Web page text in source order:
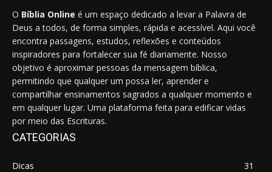
O Bíblia Online é um espaço dedicado a levar a Palavra de
Deus a todos, de forma simples, rápida e acessível. Aqui você
encontra passagens, estudos, reflexões e conteúdos
inspiradores para fortalecer sua fé diariamente. Nosso
objetivo é aproximar pessoas da mensagem bíblica,
permitindo que qualquer um possa ler, aprender e
compartilhar ensinamentos sagrados a qualquer momento e
em qualquer lugar. Uma plataforma feita para edificar vidas
por meio das Escrituras.
CATEGORIAS
Dicas
31